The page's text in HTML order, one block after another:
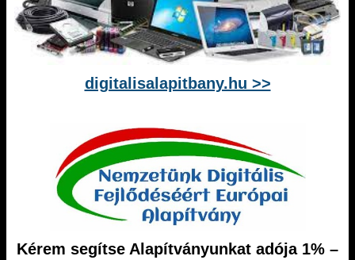
digitalisalapitbany.hu >>
Kérem segítse Alapítványunkat adója 1% –